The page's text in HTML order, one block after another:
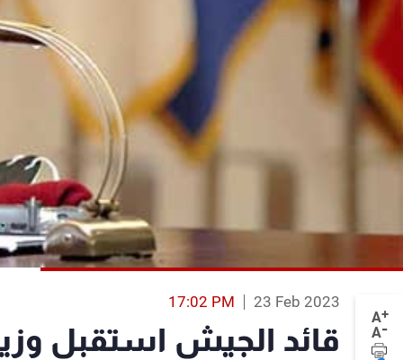
A+
A-
23 Feb 2023
17:02 PM
قائد الجيش استقبل